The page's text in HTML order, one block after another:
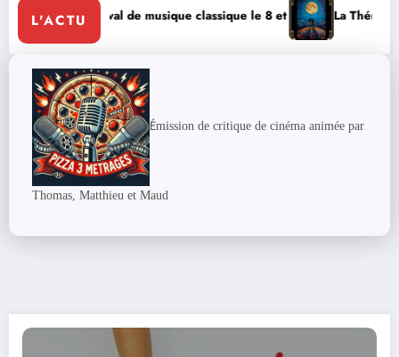
L'ACTU
de musique classique le 8 et 9 août La Thérapie Légendaire
Émission de critique de cinéma animée par
Thomas, Matthieu et Maud